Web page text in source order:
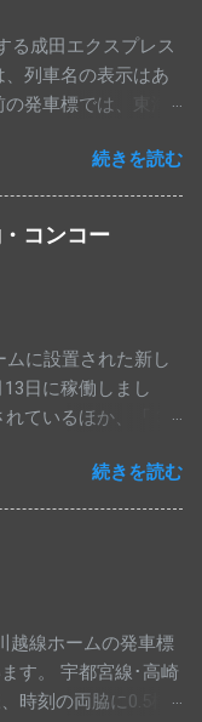
る成田エクスプレス
列車名の表示はあ
発車標では、東海
続きを読む
コンコー
に設置された新し
日に稼働しまし
ているほか、「 3
寄っています。 尻手
です。 こちらも他
左下に寄っていま
ンコース発車標
されるようになり
ているものと思わ
畷・浜川崎方面 」と
されています。
続きを読む
越線ホームの発車標
す。 宇都宮線･高崎
時刻の両脇に0.5桁